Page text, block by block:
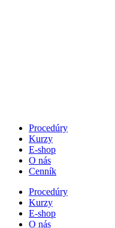
Procedúry
Kurzy
E-shop
O nás
Cenník
Procedúry
Kurzy
E-shop
O nás